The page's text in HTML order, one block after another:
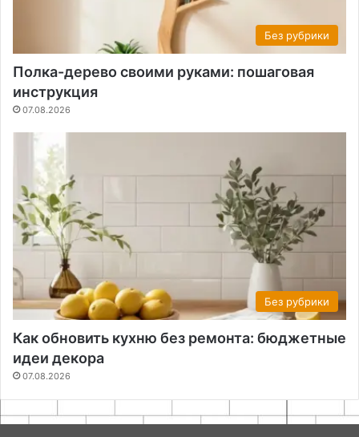
Без рубрики
Полка-дерево своими руками: пошаговая
инструкция
07.08.2026
Без рубрики
Как обновить кухню без ремонта: бюджетные
идеи декора
07.08.2026